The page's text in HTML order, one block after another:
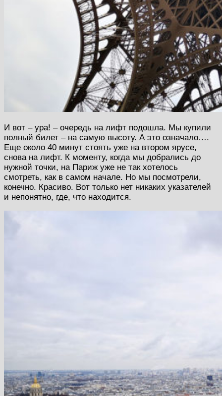
И вот – ура! – очередь на лифт подошла. Мы купили
полный билет – на самую высоту. А это означало….
Еще около 40 минут стоять уже на втором ярусе,
снова на лифт. К моменту, когда мы добрались до
нужной точки, на Париж уже не так хотелось
смотреть, как в самом начале. Но мы посмотрели,
конечно. Красиво. Вот только нет никаких указателей
и непонятно, где, что находится.